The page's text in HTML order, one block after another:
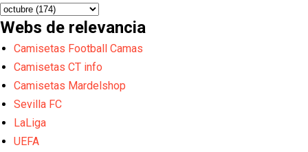
Webs de relevancia
Camisetas Football Camas
Camisetas CT info
Camisetas Mardelshop
Sevilla FC
LaLiga
UEFA